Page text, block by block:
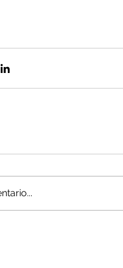
enfrenta
mientras